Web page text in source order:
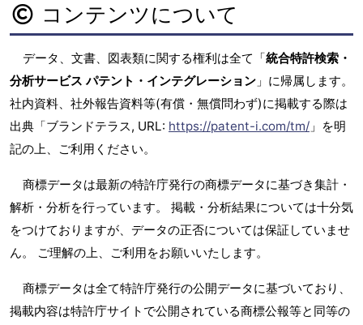
コンテンツについて
データ、文書、図表類に関する権利は全て「統合特許検索・
分析サービス パテント・インテグレーション 」に帰属します。
社内資料、社外報告資料等(有償・無償問わず)に掲載する際は
出典「ブランドテラス, URL: https://patent-i.com/tm/ 」を明
記の上、ご利用ください。
商標データは最新の特許庁発行の商標データに基づき集計・
解析・分析を行っています。 掲載・分析結果については十分気
をつけておりますが、データの正否については保証していませ
ん。 ご理解の上、ご利用をお願いいたします。
商標データは全て特許庁発行の公開データに基づいており、
掲載内容は特許庁サイトで公開されている商標公報等と同等の